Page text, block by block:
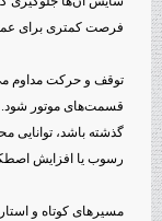
فرصت کمتری برای
توقف و حرکت مداوم
قسمت‌های موتور شود.
گذشته باشد،
رسوب یا افزایش
مسیرهای کوتاه و